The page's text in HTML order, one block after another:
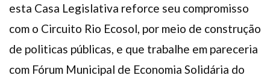
esta Casa Legislativa reforce seu compromisso
com o Circuito Rio Ecosol, por meio de construção
de politicas públicas, e que trabalhe em pareceria
com Fórum Municipal de Economia Solidária do